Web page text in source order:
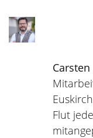
Flut